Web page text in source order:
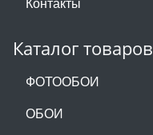
Каталог товаров
ФОТООБОИ
ОБОИ